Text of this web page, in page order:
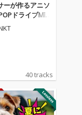
ーが作るアニソ
ドライブMIX1
40 tracks